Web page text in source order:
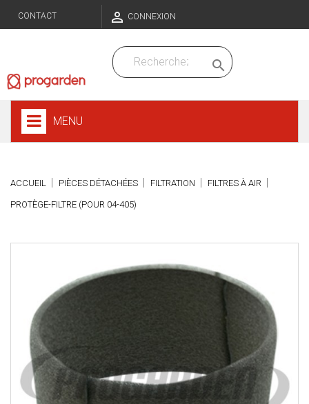
CONTACT  CONNEXION

MENU
ACCUEIL PIÈCES DÉTACHÉES FILTRATION FILTRES À AIR
PROTÈGE-FILTRE (POUR 04-405)